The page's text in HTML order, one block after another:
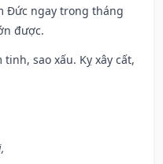
Đức ngay trong tháng
được.
sao xấu. Kỵ xây cất,